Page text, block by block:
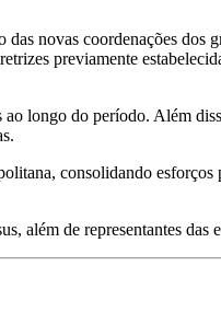
novas coordenações dos
previamente
longo do período. Além
consolidando esforços
além de representantes das